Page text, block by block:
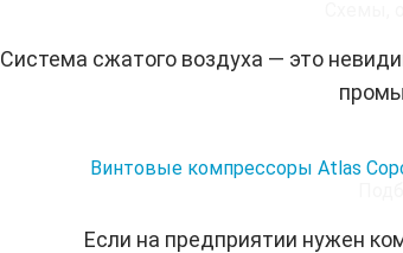
Система сжатого воздуха — это
Винтовые компрессоры Atlas
Если на предприятии нужен